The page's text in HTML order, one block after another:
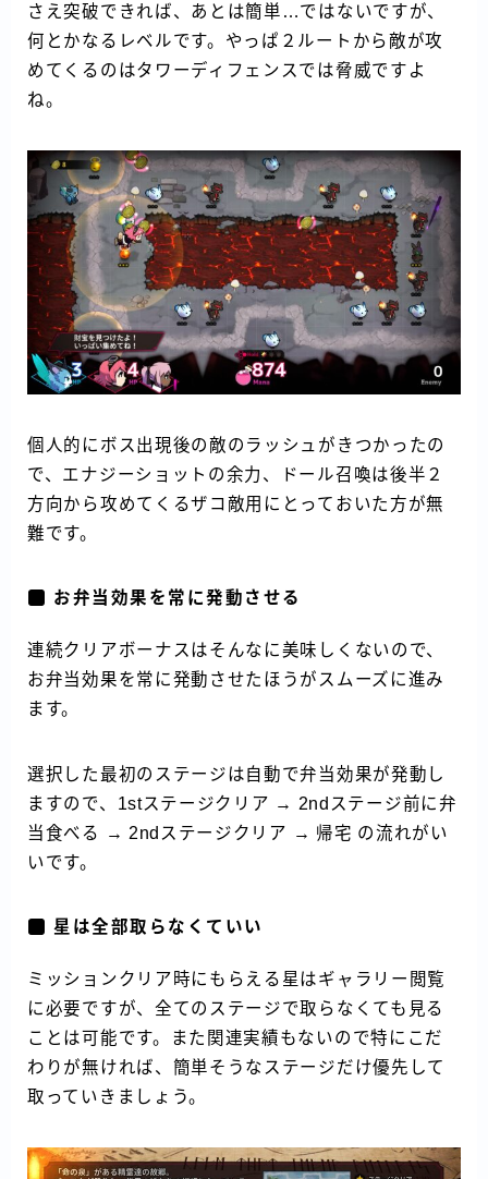
さえ突破できれば、あとは簡単…ではないですが、
何とかなるレベルです。やっぱ２ルートから敵が攻
めてくるのはタワーディフェンスでは脅威ですよ
ね。
個人的にボス出現後の敵のラッシュがきつかったの
で、エナジーショットの余力、ドール召喚は後半２
方向から攻めてくるザコ敵用にとっておいた方が無
難です。
お弁当効果を常に発動させる
連続クリアボーナスはそんなに美味しくないので、
お弁当効果を常に発動させたほうがスムーズに進み
ます。
選択した最初のステージは自動で弁当効果が発動し
ますので、1stステージクリア → 2ndステージ前に弁
当食べる → 2ndステージクリア → 帰宅 の流れがい
いです。
星は全部取らなくていい
ミッションクリア時にもらえる星はギャラリー閲覧
に必要ですが、全てのステージで取らなくても見る
ことは可能です。また関連実績もないので特にこだ
わりが無ければ、簡単そうなステージだけ優先して
取っていきましょう。